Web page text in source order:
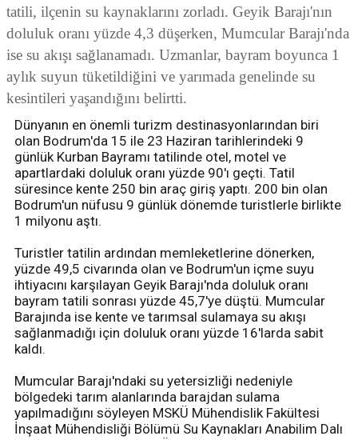
tatili, ilçenin su kaynaklarını zorladı. Geyik Barajı'nın
doluluk oranı yüzde 4,3 düşerken, Mumcular Barajı'nda
ise su akışı sağlanamadı. Uzmanlar, bayram boyunca 1
aylık suyun tüketildiğini ve yarımada genelinde su
kesintileri yaşandığını belirtti.
Dünyanın en önemli turizm destinasyonlarından biri
olan Bodrum'da 15 ile 23 Haziran tarihlerindeki 9
günlük Kurban Bayramı tatilinde otel, motel ve
apartlardaki doluluk oranı yüzde 90'ı geçti. Tatil
süresince kente 250 bin araç giriş yaptı. 200 bin olan
Bodrum'un nüfusu 9 günlük dönemde turistlerle birlikte
1 milyonu aştı.
Turistler tatilin ardından memleketlerine dönerken,
yüzde 49,5 civarında olan ve Bodrum'un içme suyu
ihtiyacını karşılayan Geyik Barajı'nda doluluk oranı
bayram tatili sonrası yüzde 45,7'ye düştü. Mumcular
Barajında ise kente ve tarımsal sulamaya su akışı
sağlanmadığı için doluluk oranı yüzde 16'larda sabit
kaldı.
Mumcular Barajı'ndaki su yetersizliği nedeniyle
bölgedeki tarım alanlarında barajdan sulama
yapılmadığını söyleyen MSKÜ Mühendislik Fakültesi
İnşaat Mühendisliği Bölümü Su Kaynakları Anabilim Dalı